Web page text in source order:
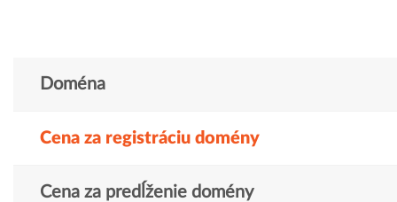
Doména
Cena za registráciu domény
Cena za predĺženie domény